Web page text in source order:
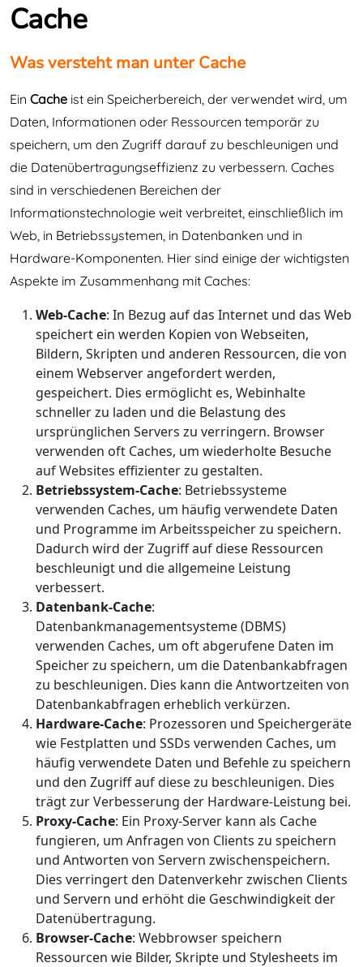
Cache
Was versteht man unter Cache
Ein Cache ist ein Speicherbereich, der verwendet wird, um
Daten, Informationen oder Ressourcen temporär zu
speichern, um den Zugriff darauf zu beschleunigen und
die Datenübertragungseffizienz zu verbessern. Caches
sind in verschiedenen Bereichen der
Informationstechnologie weit verbreitet, einschließlich im
Web, in Betriebssystemen, in Datenbanken und in
Hardware-Komponenten. Hier sind einige der wichtigsten
Aspekte im Zusammenhang mit Caches:
Web-Cache: In Bezug auf das Internet und das Web
speichert ein werden Kopien von Webseiten,
Bildern, Skripten und anderen Ressourcen, die von
einem Webserver angefordert werden,
gespeichert. Dies ermöglicht es, Webinhalte
schneller zu laden und die Belastung des
ursprünglichen Servers zu verringern. Browser
verwenden oft Caches, um wiederholte Besuche
auf Websites effizienter zu gestalten.
Betriebssystem-Cache: Betriebssysteme
verwenden Caches, um häufig verwendete Daten
und Programme im Arbeitsspeicher zu speichern.
Dadurch wird der Zugriff auf diese Ressourcen
beschleunigt und die allgemeine Leistung
verbessert.
Datenbank-Cache:
Datenbankmanagementsysteme (DBMS)
verwenden Caches, um oft abgerufene Daten im
Speicher zu speichern, um die Datenbankabfragen
zu beschleunigen. Dies kann die Antwortzeiten von
Datenbankabfragen erheblich verkürzen.
Hardware-Cache: Prozessoren und Speichergeräte
wie Festplatten und SSDs verwenden Caches, um
häufig verwendete Daten und Befehle zu speichern
und den Zugriff auf diese zu beschleunigen. Dies
trägt zur Verbesserung der Hardware-Leistung bei.
Proxy-Cache: Ein Proxy-Server kann als Cache
fungieren, um Anfragen von Clients zu speichern
und Antworten von Servern zwischenspeichern.
Dies verringert den Datenverkehr zwischen Clients
und Servern und erhöht die Geschwindigkeit der
Datenübertragung.
Browser-Cache: Webbrowser speichern
Ressourcen wie Bilder, Skripte und Stylesheets im